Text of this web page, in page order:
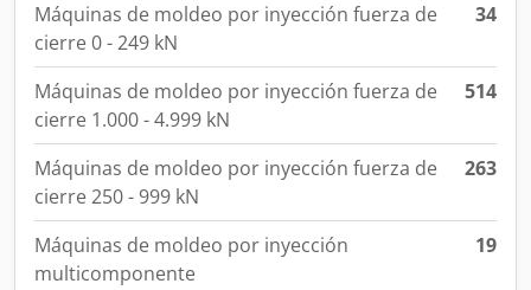
Máquinas de moldeo por inyección fuerza de
cierre 0 - 249 kN
34
Máquinas de moldeo por inyección fuerza de
cierre 1.000 - 4.999 kN
514
Máquinas de moldeo por inyección fuerza de
cierre 250 - 999 kN
263
Máquinas de moldeo por inyección
multicomponente
19